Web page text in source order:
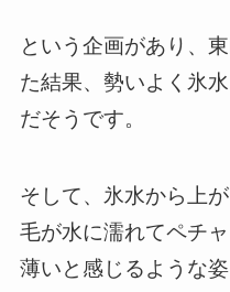
という企画があり、
た結果、勢いよく氷
だそうです。
そして、氷水から上
毛が水に濡れてペチ
薄いと感じるような